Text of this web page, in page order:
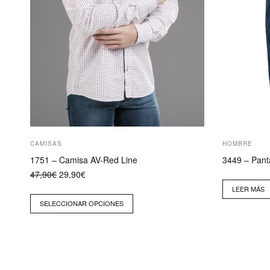
CAMISAS
1751 – Camisa AV-Red Line
47,90€ El
precio
era:
47,90€.
29,90€El
es:
29,90€.
SELECCIONAR OPCIONES
HOMBRE
3449 –
LEER MÁS